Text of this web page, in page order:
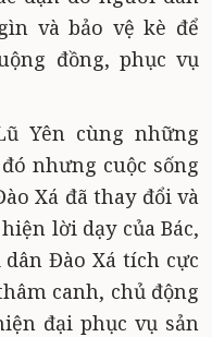
và bảo vệ kè để
đồng, phục vụ
Yên cùng những
nhưng cuộc sống
Xá đã thay đổi và
lời dạy của Bác,
Đào Xá tích cực
canh, chủ động
đại phục vụ sản